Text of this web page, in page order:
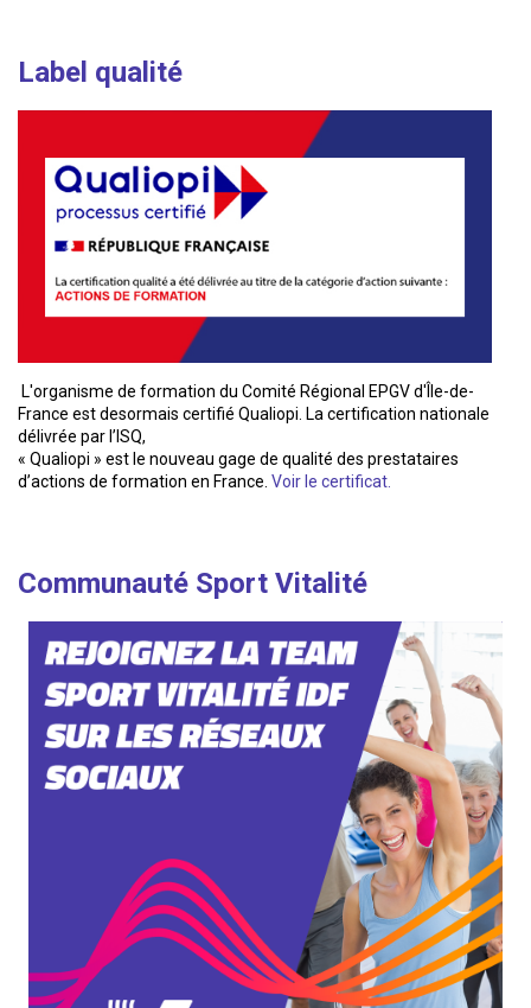
Label qualité
L'organisme de formation du Comité Régional EPGV d'Île-de-
France est desormais certifié Qualiopi. La certification nationale
délivrée par l’ISQ,
« Qualiopi » est le nouveau gage de qualité des prestataires
d’actions de formation en France. Voir le certificat.
Communauté Sport Vitalité